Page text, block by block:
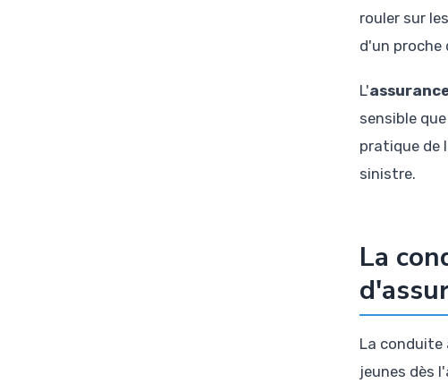
rouler sur
d'un proche
L'
sensible
pratique de
sinistre.
La
La conduite
jeunes dès